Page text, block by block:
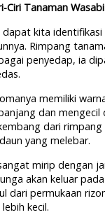
Ciri Tanaman Wasabi
kita
Rimpang
penyedap, ia
memiliki
dan mengecil
dari
yang melebar.
mirip dengan
akan keluar
dari permukaan
kecil.